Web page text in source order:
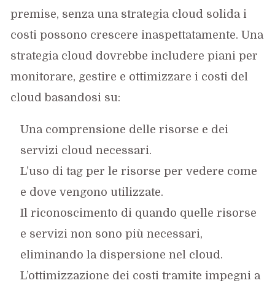
premise, senza una strategia cloud solida i
costi possono crescere inaspettatamente. Una
strategia cloud dovrebbe includere piani per
monitorare, gestire e ottimizzare i costi del
cloud basandosi su:
Una comprensione delle risorse e dei
servizi cloud necessari.
L’uso di tag per le risorse per vedere come
e dove vengono utilizzate.
Il riconoscimento di quando quelle risorse
e servizi non sono più necessari,
eliminando la dispersione nel cloud.
L’ottimizzazione dei costi tramite impegni a